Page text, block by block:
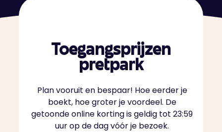
Toegangsprijzen
pretpark
Plan vooruit en bespaar! Hoe eerder je
boekt, hoe groter je voordeel. De
getoonde online korting is geldig tot 23:59
uur op de dag vóór je bezoek.